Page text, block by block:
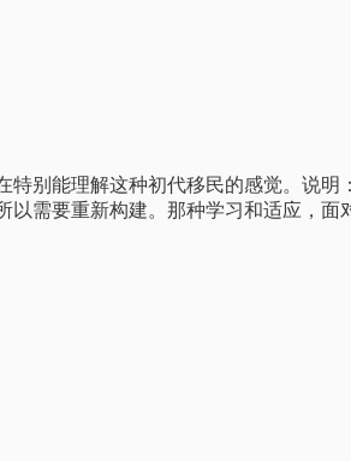
别能理解这种初代移民的感觉。说明
需要重新构建。那种学习和适应，面